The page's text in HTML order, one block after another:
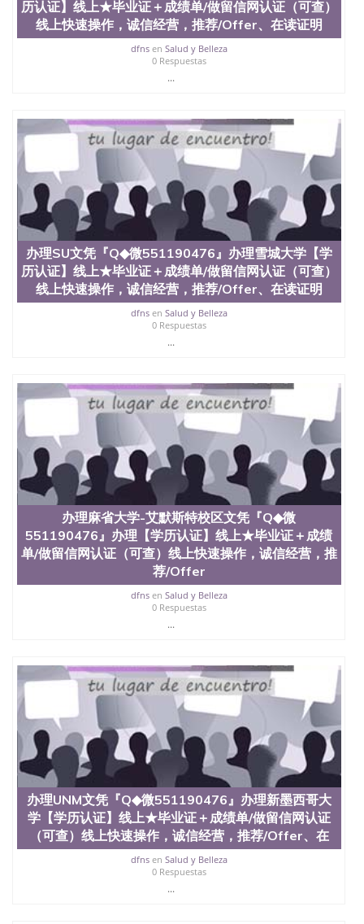
材料； 3、留服注册申请账号，付定金； 4、预约递
交时间，公司人员陪同客户本人一起去留服递交材
料； 5、等待结果，完成结果书留服直接邮寄给客户
6、客户确认收到结果，付余款。 我们对海外大学及
学院的毕业证成绩单所使用的材料，尺寸大小，防伪
镭射，紫外荧光，温感，复印防伪）都有原版本文凭
对照。质量得到了广大海外客户群体的认可，同时和
海外学校留学中介， 同时能做到与时俱进，及时掌握
各大院校的（毕业证，成绩单，资格证，学生卡，结
业证，录取通知书，在读证明等相关材料）的版本更
新信息， 能够在时间掌握的海外学历文凭的样版，尺
寸大小，纸张材质，防伪技术等等，并在时间收集到
原版实物，以求达到客户的需求。 我们的优势： 我
们在保证合理定价的同时，坚持较高性价比，通过品
质和效率不断优化，为您倾情诠释什么是高性价比。
咨询顾问：Sam q/微信:551190476 Q/微
信:551190476办理毕业证成绩单、教育部认证,录取通
知书，雅思，留学回国证明.
理、仿制学位证书、毕业证文凭、文凭毕业证、毕业
证认证、留服认证、使馆认证、使馆证明、使馆留学
回国人员证明、留学生认证、学历认证、文凭认证学
位认证、留学生学历认证、留学生学位认证、英国文
凭学历、美国文凭学历、澳洲文凭学历、加拿大文凭
学历、新西兰学历认证等q:551190476 微信：
551190476 圣何塞州立大学毕业证（San Jose State
University）圣何塞州立大学毕业证（San Jose State
University）圣何塞州立大学毕业证（San Jose State
University）圣何塞州立大学成绩单（San Jose State
University）圣何塞州立大学成绩单（ San Jose State
University）圣何塞州立大学成绩单（San Jose State
University）成绩单圣何塞州立大学文凭（San Jose
State University）圣何塞州立大学（San Jose State
University）圣何塞州立大学（San Jose State
University）圣何塞州立大学（ San Jose State
University）圣何塞州立大学（San Jose State
University）圣何塞州立大学文凭（San Jose State
University）文凭圣何塞州立大学文凭（San Jose
State University）圣何塞州立大学学历（ San Jose
State University）圣何塞州立大学学历（San Jose
State University）圣何塞州立大学学历（San Jose
State University）圣 塞州立大学学历（San Jose
State University）圣何塞州立大学（San Jose State
University）圣何塞州立大学（San Jose State
University）圣何塞州立大学（San Jose State
University）圣何塞州立大学（San Jose State
University）圣何塞州立大学学位证（San Jose State
University）圣何塞州立大学学位证（San Jose State
University）圣何塞州立大学学位证（San Jose State
University）圣何塞州立大学（San Jose State
University）圣何塞州立大学（San Jose State
University）圣何塞州立大学（San Jose State
历认证】线上★毕业证＋成绩单/做留信网认证（可查）
线上快速操作，诚信经营，推荐/Offer、在读证明
dfnsen Salud y Belleza
0 Respuestas
...
办理SU文凭『Q◆微551190476』办理雪城大学【学
历认证】线上★毕业证＋成绩单/做留信网认证（可查）
线上快速操作，诚信经营，推荐/Offer、在读证明
dfnsen Salud y Belleza
0 Respuestas
...
办理麻省大学-艾默斯特校区文凭『Q◆微
551190476』办理【学历认证】线上★毕业证＋成绩
单/做留信网认证（可查）线上快速操作，诚信经营，推
荐/Offer
dfnsen Salud y Belleza
0 Respuestas
...
办理UNM文凭『Q◆微551190476』办理新墨西哥大
学【学历认证】线上★毕业证＋成绩单/做留信网认证
（可查）线上快速操作，诚信经营，推荐/Offer、在
dfnsen Salud y Belleza
0 Respuestas
...